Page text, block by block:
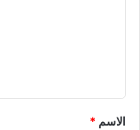
*
الاسم *